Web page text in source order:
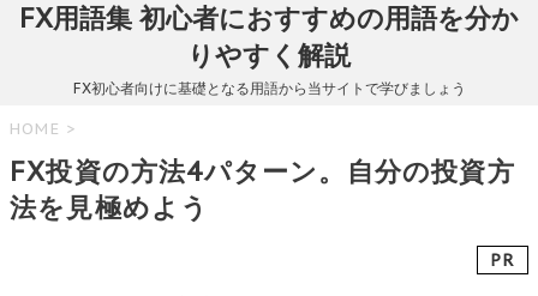
FX用語集 初心者におすすめの用語を分か
りやすく解説
FX初心者向けに基礎となる用語から当サイトで学びましょう
HOME >
FX投資の方法4パターン。自分の投資方
法を見極めよう
PR